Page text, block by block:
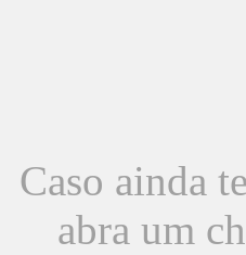
Caso ainda
abra um